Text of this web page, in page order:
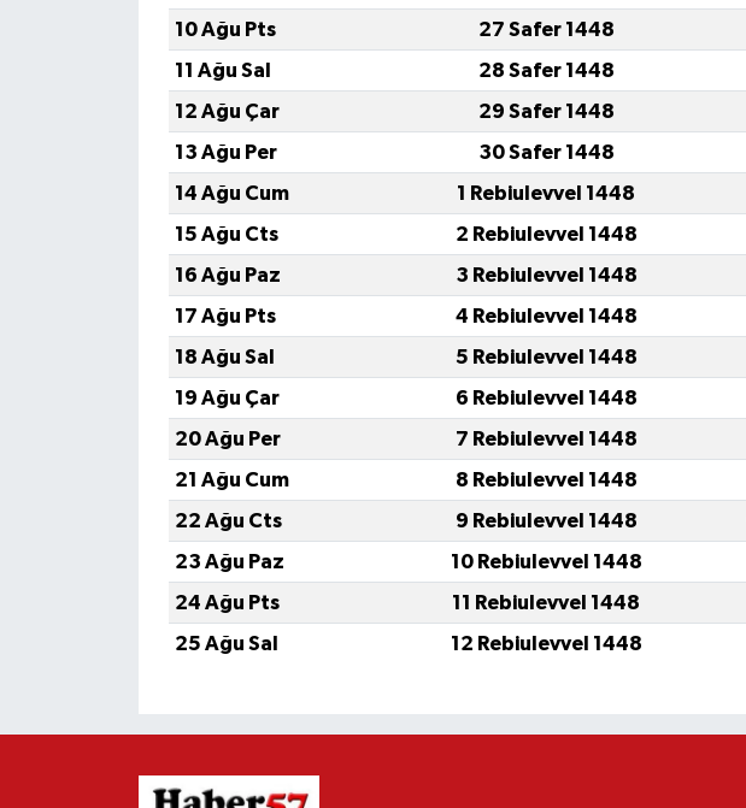
10 Ağu Pts
27 Safer 1448
11 Ağu Sal
28 Safer 1448
12 Ağu Çar
29 Safer 1448
13 Ağu Per
30 Safer 1448
14 Ağu Cum
1 Rebiulevvel 1448
15 Ağu Cts
2 Rebiulevvel 1448
16 Ağu Paz
3 Rebiulevvel 1448
17 Ağu Pts
4 Rebiulevvel 1448
18 Ağu Sal
5 Rebiulevvel 1448
19 Ağu Çar
6 Rebiulevvel 1448
20 Ağu Per
7 Rebiulevvel 1448
21 Ağu Cum
8 Rebiulevvel 1448
22 Ağu Cts
9 Rebiulevvel 1448
23 Ağu Paz
10 Rebiulevvel 1448
24 Ağu Pts
11 Rebiulevvel 1448
25 Ağu Sal
12 Rebiulevvel 1448